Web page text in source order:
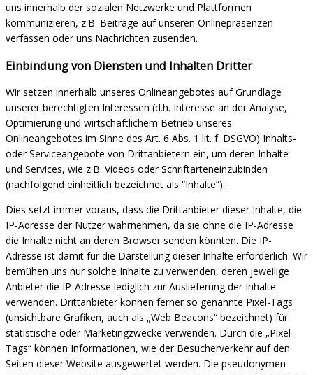
uns innerhalb der sozialen Netzwerke und Plattformen
kommunizieren, z.B. Beiträge auf unseren Onlinepräsenzen
verfassen oder uns Nachrichten zusenden.
Einbindung von Diensten und Inhalten Dritter
Wir setzen innerhalb unseres Onlineangebotes auf Grundlage
unserer berechtigten Interessen (d.h. Interesse an der Analyse,
Optimierung und wirtschaftlichem Betrieb unseres
Onlineangebotes im Sinne des Art. 6 Abs. 1 lit. f. DSGVO) Inhalts-
oder Serviceangebote von Drittanbietern ein, um deren Inhalte
und Services, wie z.B. Videos oder Schriftarteneinzubinden
(nachfolgend einheitlich bezeichnet als “Inhalte”).
Dies setzt immer voraus, dass die Drittanbieter dieser Inhalte, die
IP-Adresse der Nutzer wahrnehmen, da sie ohne die IP-Adresse
die Inhalte nicht an deren Browser senden könnten. Die IP-
Adresse ist damit für die Darstellung dieser Inhalte erforderlich. Wir
bemühen uns nur solche Inhalte zu verwenden, deren jeweilige
Anbieter die IP-Adresse lediglich zur Auslieferung der Inhalte
verwenden. Drittanbieter können ferner so genannte Pixel-Tags
(unsichtbare Grafiken, auch als „Web Beacons“ bezeichnet) für
statistische oder Marketingzwecke verwenden. Durch die „Pixel-
Tags“ können Informationen, wie der Besucherverkehr auf den
Seiten dieser Website ausgewertet werden. Die pseudonymen